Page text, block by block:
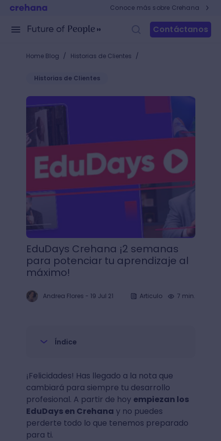
Conoce más sobre Crehana
Contáctanos
Home Blog / Historias de Clientes /
Historias de Clientes
EduDays Crehana ¡2 semanas para potenciar tu
EduDays Crehana ¡2 semanas
para potenciar tu aprendizaje al
máximo!
Andrea Flores - 19 Jul 21 Articulo 7 min.
Índice
¡Felicidades! Has llegado a la nota que
cambiará para siempre tu desarrollo
profesional. A partir de hoy empiezan los
EduDays en Crehana y no puedes
perderte todo lo que tenemos preparado
para ti.